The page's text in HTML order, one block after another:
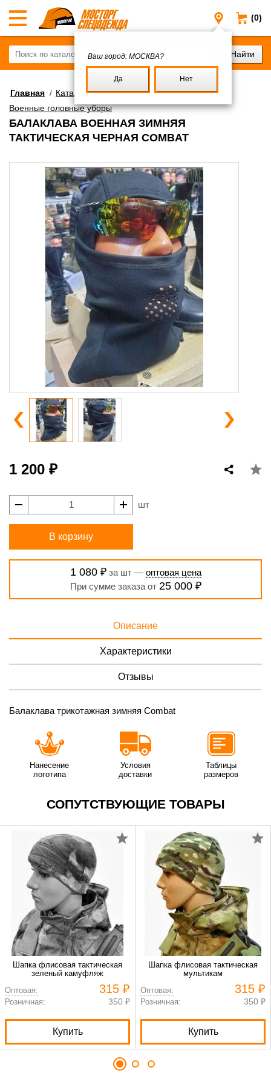
(0)
Санкт-
Ваш город: МОСКВА?
Да Нет
Главная / Каталог/Военное имущество/
Военные головные уборы
БАЛАКЛАВА ВОЕННАЯ ЗИМНЯЯ
ТАКТИЧЕСКАЯ ЧЕРНАЯ COMBAT
1 200 ₽
шт
В корзину
1 080 ₽за шт — оптовая цена
При сумме заказа от 25 000 ₽
Описание
Характеристики
Отзывы
Балаклава трикотажная зимняя Combat
Нанесение
логотипа
Условия
доставки
Таблицы
размеров
СОПУТСТВУЮЩИЕ ТОВАРЫ
Шапка флисовая тактическая
зеленый камуфляж
Оптовая:
315 ₽
Розничная: 350 ₽
Купить
Шапка флисовая тактическая
мультикам
Оптовая:
315 ₽
Розничная: 350 ₽
Купить